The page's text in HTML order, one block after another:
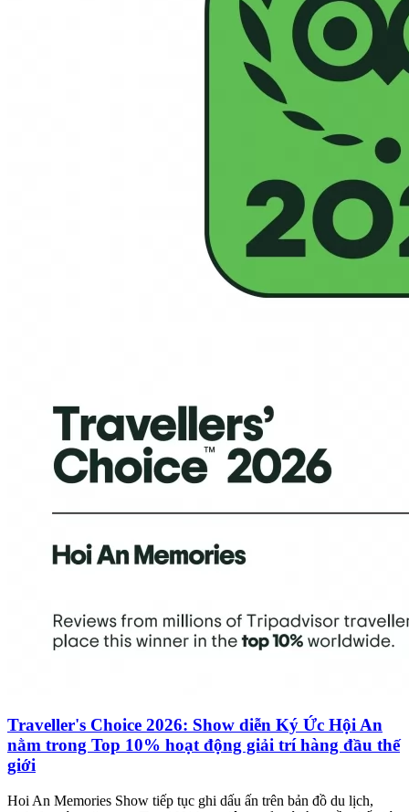
Traveller's Choice 2026: Show diễn Ký Ức Hội An
nằm trong Top 10% hoạt động giải trí hàng đầu thế
giới
Hoi An Memories Show tiếp tục ghi dấu ấn trên bản đồ du lịch,